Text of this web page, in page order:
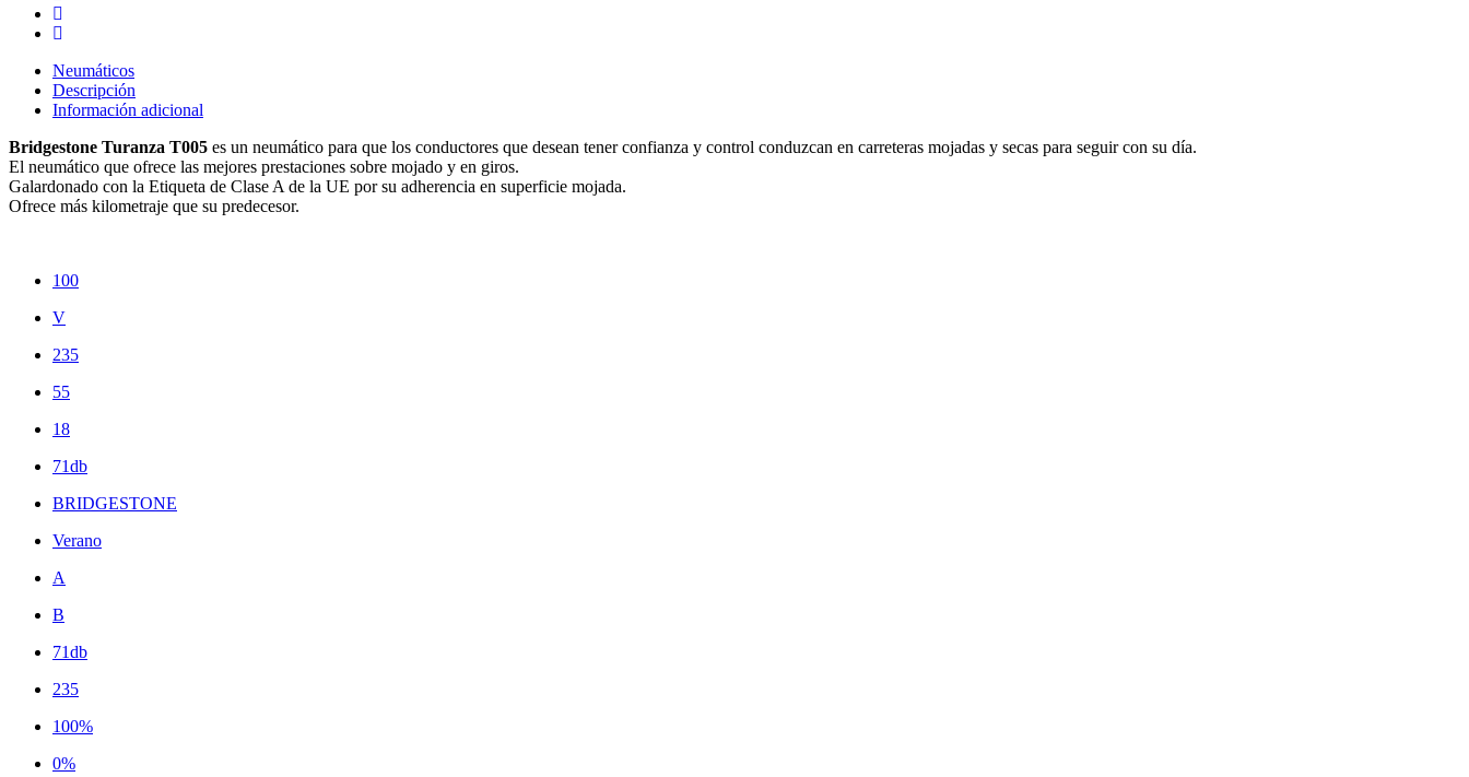
Neumáticos
Descripción
Información adicional
Bridgestone Turanza T005 es un neumático para que los conductores que desean tener confianza y control conduzcan en carreteras mojadas y secas para seguir con su día.
El neumático que ofrece las mejores prestaciones sobre mojado y en giros.
Galardonado con la Etiqueta de Clase A de la UE por su adherencia en superficie mojada.
Ofrece más kilometraje que su predecesor.
100
V
235
55
18
71db
BRIDGESTONE
Verano
A
B
71db
235
100%
0%